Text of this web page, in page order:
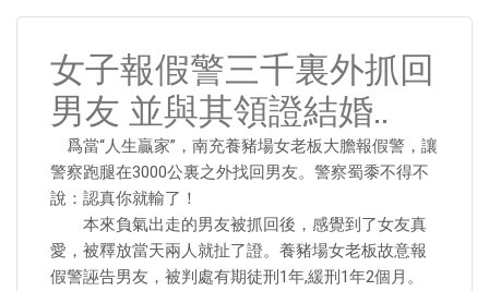
女子報假警三千裏外抓回
男友 並與其領證結婚..
爲當“人生贏家”，南充養豬場女老板大膽報假警，讓
警察跑腿在3000公裏之外找回男友。警察蜀黍不得不
說：認真你就輸了！
本來負氣出走的男友被抓回後，感覺到了女友真
愛，被釋放當天兩人就扯了證。養豬場女老板故意報
假警誣告男友，被判處有期徒刑1年,緩刑1年2個月。